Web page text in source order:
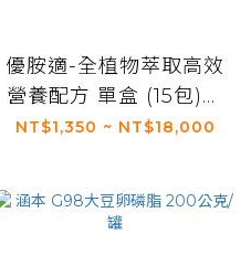
優胺適-全植物萃取高效
營養配方 單盒 (15包)、
買5盒送1盒、買12盒送3
NT$1,350 ~ NT$18,000